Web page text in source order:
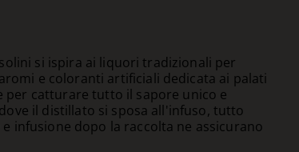
si ispira ai liquori tradizionali per
e coloranti artificiali dedicata ai palati
catturare tutto il sapore unico e
il distillato si sposa all'infuso, tutto
infusione dopo la raccolta ne assicurano